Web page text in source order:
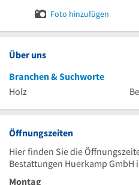
Foto hinzufügen
Über uns
Branchen & Suchworte
Holz
Öffnungszeiten
Hier finden Sie die
Bestattungen Huerkamp GmbH
Montag